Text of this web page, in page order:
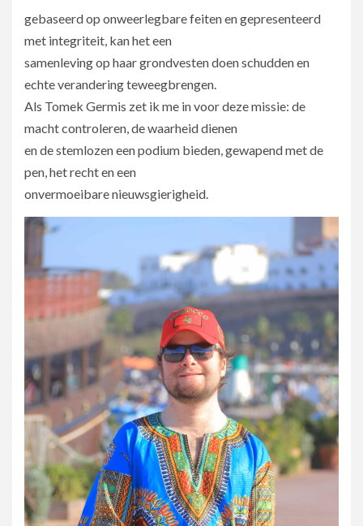
gebaseerd op onweerlegbare feiten en gepresenteerd
met integriteit, kan het een
samenleving op haar grondvesten doen schudden en
echte verandering teweegbrengen.
Als Tomek Germis zet ik me in voor deze missie: de
macht controleren, de waarheid dienen
en de stemlozen een podium bieden, gewapend met de
pen, het recht en een
onvermoeibare nieuwsgierigheid.